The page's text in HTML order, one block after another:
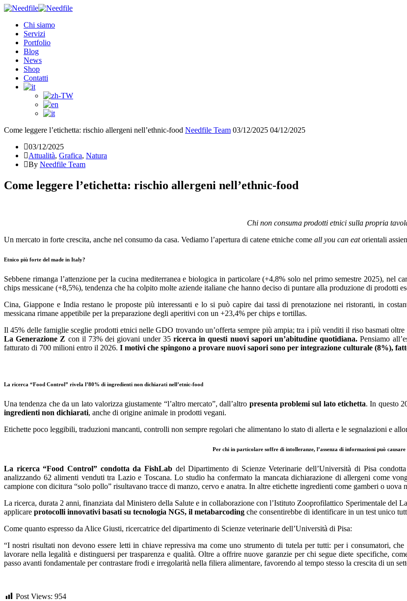
Chi siamo
Servizi
Portfolio
Blog
News
Shop
Contatti
Come leggere l’etichetta: rischio allergeni nell’ethnic-food Needfile Team 03/12/2025 04/12/2025
03/12/2025
Attualità, Grafica, Natura
By Needfile Team
Come leggere l’etichetta: rischio allergeni nell’ethnic-food
Chi non consuma prodotti etnici sulla propria
Un mercato in forte crescita, anche nel consumo da casa. Vediamo l’apertura di catene etniche come all you can eatorientali
Etnico più forte del made in Italy?
Sebbene rimanga l’attenzione per la cucina mediterranea e biologica in particolare (+4,8% solo nel primo semestre 2025), nel
chips messicane (+8,5%), tendenza che ha colpito molte aziende italiane che hanno deciso di puntare alla produzione di prodotti
Cina, Giappone e India restano le proposte più interessanti e lo si può capire dai tassi di prenotazione nei ristoranti, in
messicana rimane appetibile per la preparazione degli aperitivi con un +23,4% per chips e tortillas.
Il 45% delle famiglie sceglie prodotti etnici nelle GDO trovando un’offerta sempre più ampia; tra i più venditi il riso basmati
La Generazione Z con il 73% dei giovani under 35ricerca in questi nuovi sapori un’abitudine quotidiana. Pensiamo
fatturato di 700 milioni entro il 2026. I motivi che spingono a provare nuovi sapori sono per integrazione culturale (8%),
La ricerca “Food Control” rivela l’80% di ingredienti non dichiarati nell’etnic-food
Una tendenza che da un lato valorizza giustamente “l’altro mercato”, dall’altro presenta problemi sul lato etichetta. In questo
ingredienti non dichiarati, anche di origine animale in prodotti vegani.
Etichette poco leggibili, traduzioni mancanti, controlli non sempre regolari che alimentano lo stato di allerta e le segnalazioni e
Per chi in particolare soffre di intolleranze, l’assenza di informazioni può
La ricerca “Food Control” condotta da FishLab del Dipartimento di Scienze Veterinarie dell’Università di Pisa
analizzando 62 alimenti venduti tra Lazio e Toscana. Lo studio ha confermato la mancata dichiarazione di allergeni come
campione con dicitura “solo pollo” risultavano tracce di manzo, cervo e anatra. In altre etichette ingredienti come gamberi o uova
La ricerca, durata 2 anni, finanziata dal Ministero della Salute e in collaborazione con l’Istituto Zooprofilattico Sperimentale del
applicare protocolli innovativi basati su tecnologia NGS, il metabarcoding che consentirebbe di identificare in un test unico
Come quanto espresso da Alice Giusti, ricercatrice del dipartimento di Scienze veterinarie dell’Università di Pisa:
“I nostri risultati non devono essere letti in chiave repressiva ma come uno strumento di tutela per tutti: per i consumatori,
lavorare nella legalità e distinguersi per trasparenza e qualità. Oltre a offrire nuove garanzie per chi segue diete specifiche,
passo avanti fondamentale per contrastare frodi e irregolarità nella filiera alimentare, favorendo al tempo stesso la crescita di un
Post Views: 954